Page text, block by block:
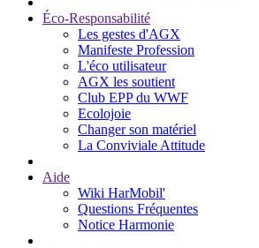
Éco-Responsabilité
Les gestes d'AGX
Manifeste Profession
L'éco utilisateur
AGX les soutient
Club EPP du WWF
Ecolojoie
Changer son matériel
La Conviviale Attitude
Aide
Wiki HarMobil'
Questions Fréquentes
Notice Harmonie